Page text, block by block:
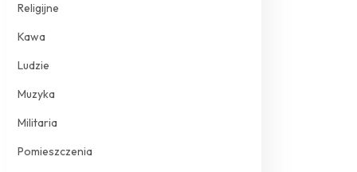
Religijne
Kawa
Ludzie
Muzyka
Militaria
Pomieszczenia